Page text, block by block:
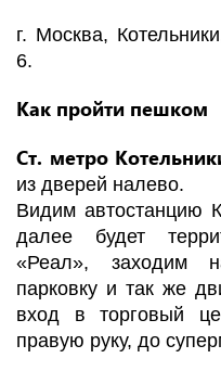
г. Москва,
6.
Как пройти пешком
Ст. метро
из дверей налево.
Видим автостанцию
далее будет
«Реал», заходим
парковку и так же
вход в торговый
правую руку, до